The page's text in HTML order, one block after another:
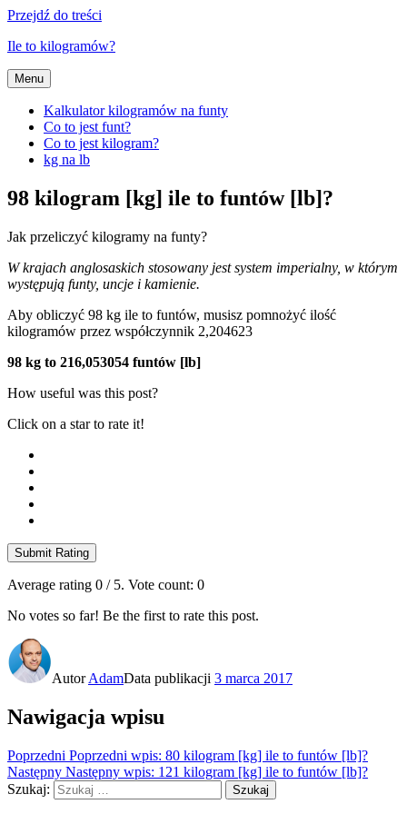
Przejdź do treści
Ile to kilogramów?
Menu
Kalkulator kilogramów na funty
Co to jest funt?
Co to jest kilogram?
kg na lb
98 kilogram [kg] ile to funtów [lb]?
Jak przeliczyć kilogramy na funty?
W krajach anglosaskich stosowany jest system imperialny, w którym
występują funty, uncje i kamienie.
Aby obliczyć 98 kg ile to funtów, musisz pomnożyć ilość
kilogramów przez współczynnik 2,204623
98 kg to 216,053054 funtów [lb]
How useful was this post?
Click on a star to rate it!
Submit Rating
Average rating 0 / 5. Vote count: 0
No votes so far! Be the first to rate this post.
AutorAdamData publikacji 3 marca 2017
Nawigacja wpisu
Poprzedni Poprzedni wpis: 80 kilogram [kg] ile to funtów [lb]?
Następny Następny wpis: 121 kilogram [kg] ile to funtów [lb]?
Szukaj:
Szukaj